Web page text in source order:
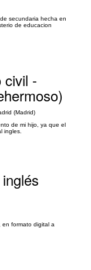
secundaria hecha en
de educacion
civil -
(Madrid)
de mi hijo, ya que el
ingles.
formato digital a